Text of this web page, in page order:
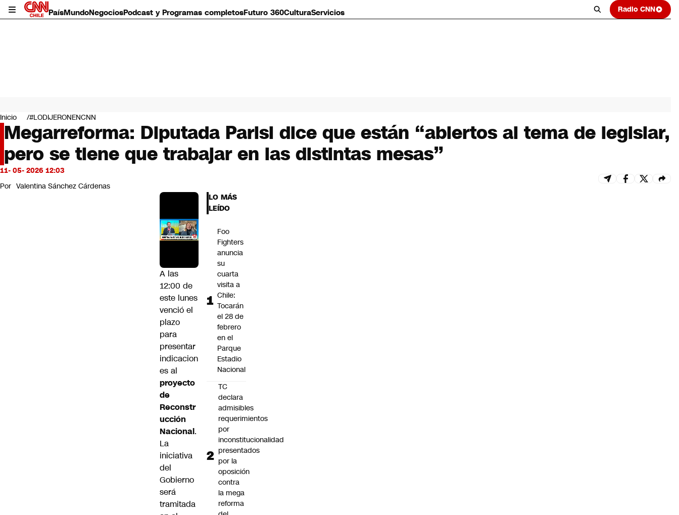
PaísMundoNegociosPodcast y Programas completosFuturo 360CulturaServicios Radio CNN
Mundo
Negocios
Deportes
Programas completos
Cultura
Servicios
Bits
CNN Data
Inicio #LODIJERONENCNN
Megarreforma: Diputada Parisi dice que están “abiertos al tema de legislar,
pero se tiene que trabajar en las distintas mesas”
11- 05- 2026 12:03
Por Valentina Sánchez Cárdenas
A las
12:00 de
este lunes
venció el
plazo
para
presentar
indicacion
es al
proyecto
de
Reconstr
ucción
Nacional.
La
iniciativa
del
Gobierno
será
tramitada
LO MÁS
LEÍDO
Foo
Fighters
anuncia
su
cuarta
visita a
Chile:
Tocarán
el 28 de
febrero
en el
Parque
Estadio
Nacional
TC
declara
admisibles
requerimientos
por
inconstitucionalidad
presentados
por la
oposición
contra
la mega
reforma